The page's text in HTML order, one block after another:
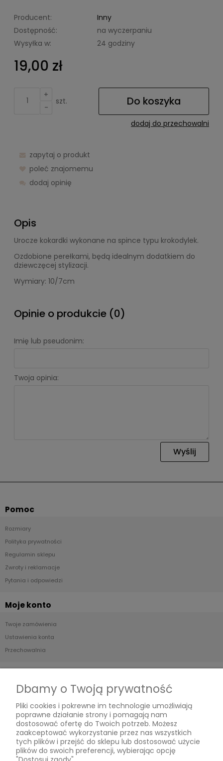
Producent:
Inny
Dostępność:
na wyczerpaniu
Wysyłka w:
24 godziny
19,00 zł
+
-
szt. Do koszyka
dodaj do przechowalni
zapytaj o produkt
poleć znajomemu
dodaj opinię
Opis
Urocze kokardki wykonane na spince typu krokodylek.
Ozdobione perełkami, będą idealnym dodatkiem do
dziewczęcej stylizacji.
Wymiary: 10/7cm
Opinie o produkcie (0)
Imię lub pseudonim:
Twoja opinia:
Wyślij
Pomoc
Rozmiary
Polityka prywatności
Regulamin sklepu
Zwroty i reklamacje
Pytania i odpowiedzi
Moje konto
Twoje zamówienia
Ustawienia konta
Przechowalnia
Formy płatności
Czas i koszty dostawy
Czas realizacji zamówienia
Informacje
Dbamy o Twoją prywatność
Pliki cookies i pokrewne im technologie umożliwiają
poprawne działanie strony i pomagają nam
dostosować ofertę do Twoich potrzeb. Możesz
zaakceptować wykorzystanie przez nas wszystkich
tych plików i przejść do sklepu lub dostosować użycie
plików do swoich preferencji, wybierając opcję